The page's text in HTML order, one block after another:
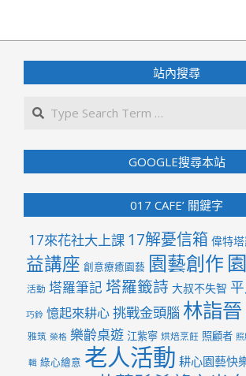
站內搜尋
GOOGLE搜尋本站
017 CAFE’ 關鍵字
17來花社大上課 17解憂信箱 偉特
益講座 創意療癒園藝 園藝創作
活動 塔羅筆記 塔羅籤詩 大叔不失智
巧鈴 憶起來耕心挑戰金頭腦 林詣晉
雅筑 榮格 樂齡桌遊 江紫寧 烘焙烹飪 照顧者
輯 綠心繪意 老人活動 耕心園藝快